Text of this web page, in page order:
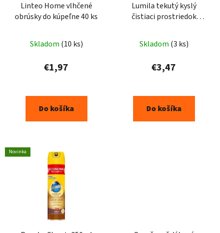
Linteo Home vlhčené
obrúsky do kúpeľne 40 ks
Skladom (10 ks)
€1,97
Do košíka
Lumila tekutý kyslý
čistiaci prostriedok
Skladom (3 ks)
€3,47
Do košíka
Novinka